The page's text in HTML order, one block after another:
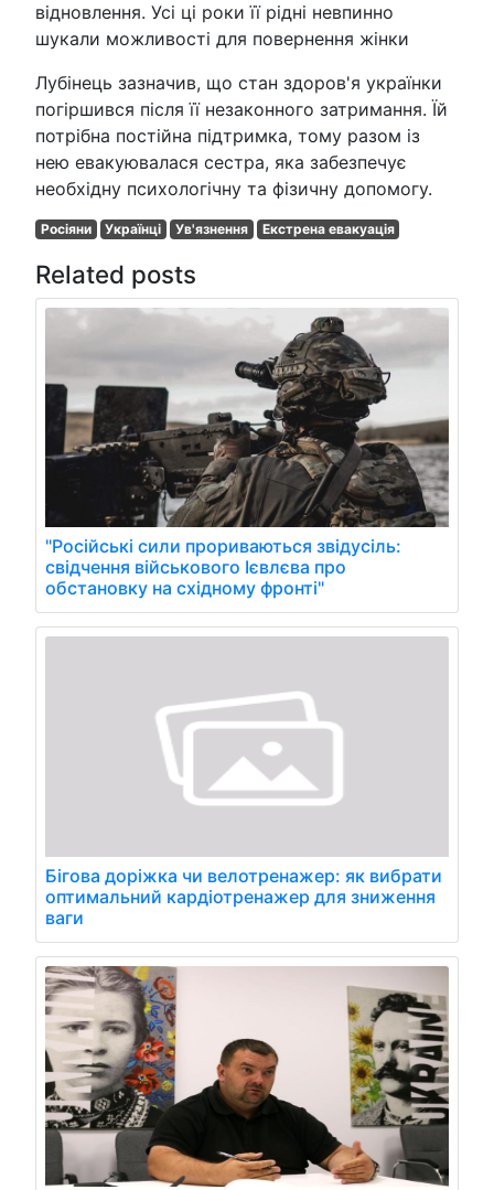
відновлення. Усі ці роки її рідні невпинно
шукали можливості для повернення жінки
Лубінець зазначив, що стан здоров'я українки
погіршився після її незаконного затримання. Їй
потрібна постійна підтримка, тому разом із
нею евакуювалася сестра, яка забезпечує
необхідну психологічну та фізичну допомогу.
Росіяни Українці Ув'язнення Екстрена евакуація
Related posts
"Російські сили прориваються звідусіль:
свідчення військового Ієвлєва про
обстановку на східному фронті"
Бігова доріжка чи велотренажер: як вибрати
оптимальний кардіотренажер для зниження
ваги